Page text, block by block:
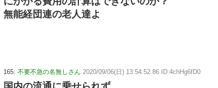
無能経団連の老人達よ
165: 不要不急の名無しさん 2020/09/06(日) 13:54:52.86 ID:4chHg6fD0